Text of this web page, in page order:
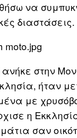
να
διαστάσεις.
στην
ήταν
με
η
σαν